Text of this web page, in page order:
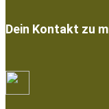
Dein Kontakt zu